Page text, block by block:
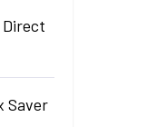
Direct
Saver